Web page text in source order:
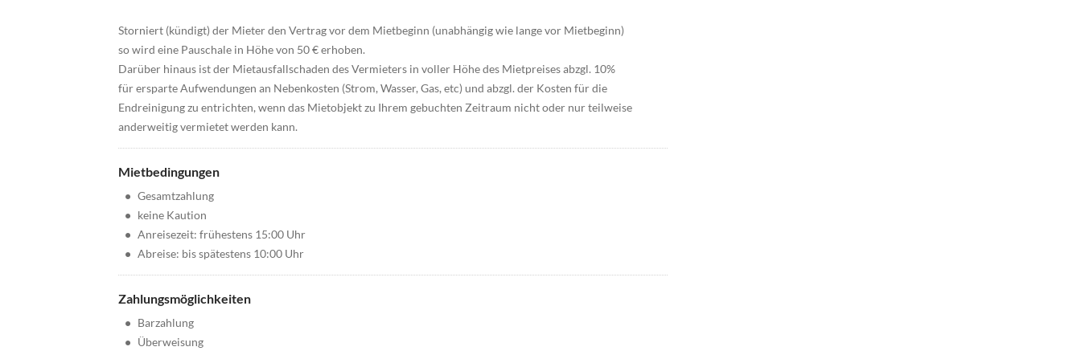
Storniert (kündigt) der Mieter den Vertrag vor dem Mietbeginn (unabhängig wie lange vor Mietbeginn)
so wird eine Pauschale in Höhe von 50 € erhoben.
Darüber hinaus ist der Mietausfallschaden des Vermieters in voller Höhe des Mietpreises abzgl. 10%
für ersparte Aufwendungen an Nebenkosten (Strom, Wasser, Gas, etc) und abzgl. der Kosten für die
Endreinigung zu entrichten, wenn das Mietobjekt zu Ihrem gebuchten Zeitraum nicht oder nur teilweise
anderweitig vermietet werden kann.
Mietbedingungen
• Gesamtzahlung
• keine Kaution
• Anreisezeit: frühestens 15:00 Uhr
• Abreise: bis spätestens 10:00 Uhr
Zahlungsmöglichkeiten
• Barzahlung
• Überweisung